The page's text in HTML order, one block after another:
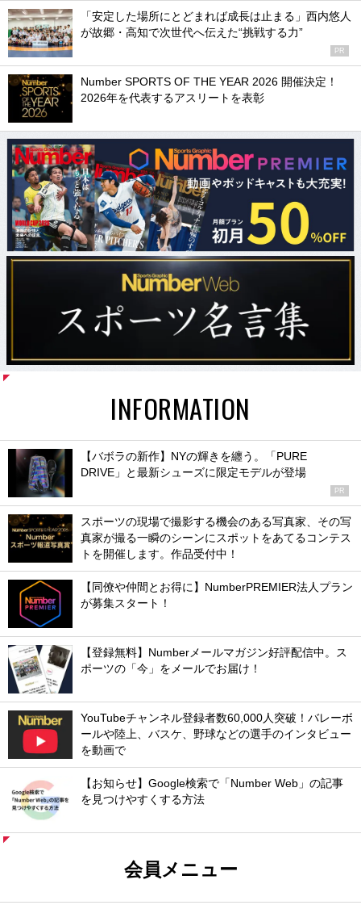
「安定した場所にとどまれば成長は止まる」西内悠人
が故郷・高知で次世代へ伝えた“挑戦する力”
PR
Number SPORTS OF THE YEAR 2026 開催決定！
2026年を代表するアスリートを表彰
INFORMATION
【バボラの新作】NYの輝きを纏う。「PURE
DRIVE」と最新シューズに限定モデルが登場
PR
スポーツの現場で撮影する機会のある写真家、その写
真家が撮る一瞬のシーンにスポットをあてるコンテス
トを開催します。作品受付中！
【同僚や仲間とお得に】NumberPREMIER法人プラン
が募集スタート！
【登録無料】Numberメールマガジン好評配信中。ス
ポーツの「今」をメールでお届け！
YouTubeチャンネル登録者数60,000人突破！バレーボ
ールや陸上、バスケ、野球などの選手のインタビュー
を動画で
【お知らせ】Google検索で「Number Web」の記事
を見つけやすくする方法
会員メニュー